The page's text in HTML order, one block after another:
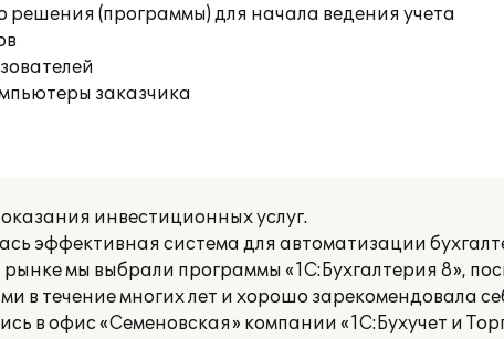
(программы) для начала ведения учета
заказчика
инвестиционных услуг.
эффективная система для автоматизации
мы выбрали программы «1С:Бухгалтерия 8»,
в течение многих лет и хорошо зарекомендовала
в офис «Семеновская» компании «1С:Бухучет и